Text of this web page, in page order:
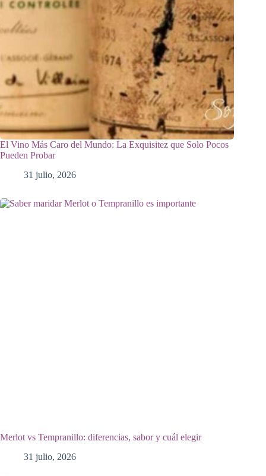
El Vino Más Caro del Mundo: La Exquisitez que Solo Pocos
Pueden Probar
31 julio, 2026
Merlot vs Tempranillo: diferencias, sabor y cuál elegir
31 julio, 2026